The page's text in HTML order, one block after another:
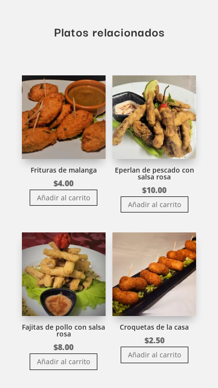
Platos relacionados
Frituras de malanga
$4.00
Añadir al carrito
Eperlan de pescado con
salsa rosa
$10.00
Añadir al carrito
Fajitas de pollo con salsa
rosa
$8.00
Añadir al carrito
Croquetas de la casa
$2.50
Añadir al carrito